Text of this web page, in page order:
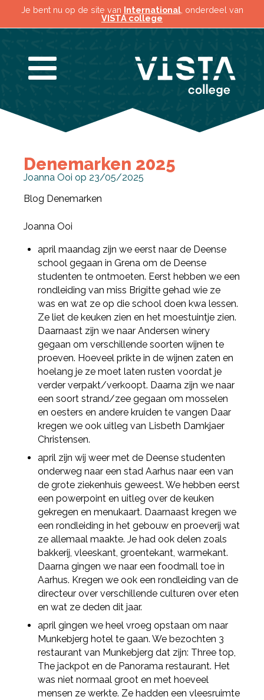
Je bent nu op de site van International, onderdeel van
VISTA college
Denemarken 2025
Joanna Ooi op 23/05/2025
Blog Denemarken
Joanna Ooi
april maandag zijn we eerst naar de Deense
school gegaan in Grena om de Deense
studenten te ontmoeten. Eerst hebben we een
rondleiding van miss Brigitte gehad wie ze
was en wat ze op die school doen kwa lessen.
Ze liet de keuken zien en het moestuintje zien.
Daarnaast zijn we naar Andersen winery
gegaan om verschillende soorten wijnen te
proeven. Hoeveel prikte in de wijnen zaten en
hoelang je ze moet laten rusten voordat je
verder verpakt/verkoopt. Daarna zijn we naar
een soort strand/zee gegaan om mosselen
en oesters en andere kruiden te vangen Daar
kregen we ook uitleg van Lisbeth Damkjaer
Christensen.
april zijn wij weer met de Deense studenten
onderweg naar een stad Aarhus naar een van
de grote ziekenhuis geweest. We hebben eerst
een powerpoint en uitleg over de keuken
gekregen en menukaart. Daarnaast kregen we
een rondleiding in het gebouw en proeverij wat
ze allemaal maakte. Je had ook delen zoals
bakkerij, vleeskant, groentekant, warmekant.
Daarna gingen we naar een foodmall toe in
Aarhus. Kregen we ook een rondleiding van de
directeur over verschillende culturen over eten
en wat ze deden dit jaar.
april gingen we heel vroeg opstaan om naar
Munkebjerg hotel te gaan. We bezochten 3
restaurant van Munkebjerg dat zijn: Three top,
The jackpot en de Panorama restaurant. Het
was niet normaal groot en met hoeveel
mensen ze werkte. Ze hadden een vleesruimte